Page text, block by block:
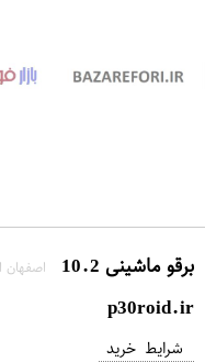
برقو ماشینی 10.2 اصفهان
p30roid.ir
شرایط خرید